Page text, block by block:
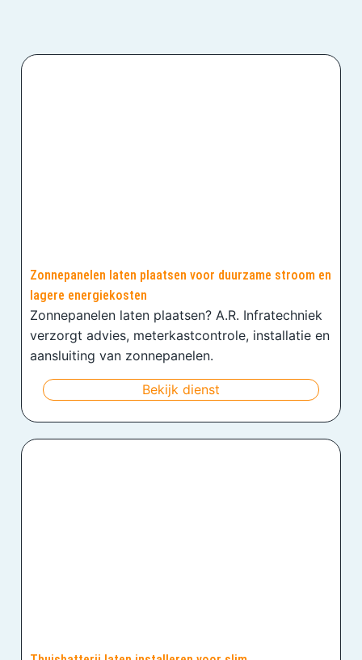
Zonnepanelen laten plaatsen voor duurzame stroom en
lagere energiekosten
Zonnepanelen laten plaatsen? A.R. Infratechniek
verzorgt advies, meterkastcontrole, installatie en
aansluiting van zonnepanelen.
Bekijk dienst